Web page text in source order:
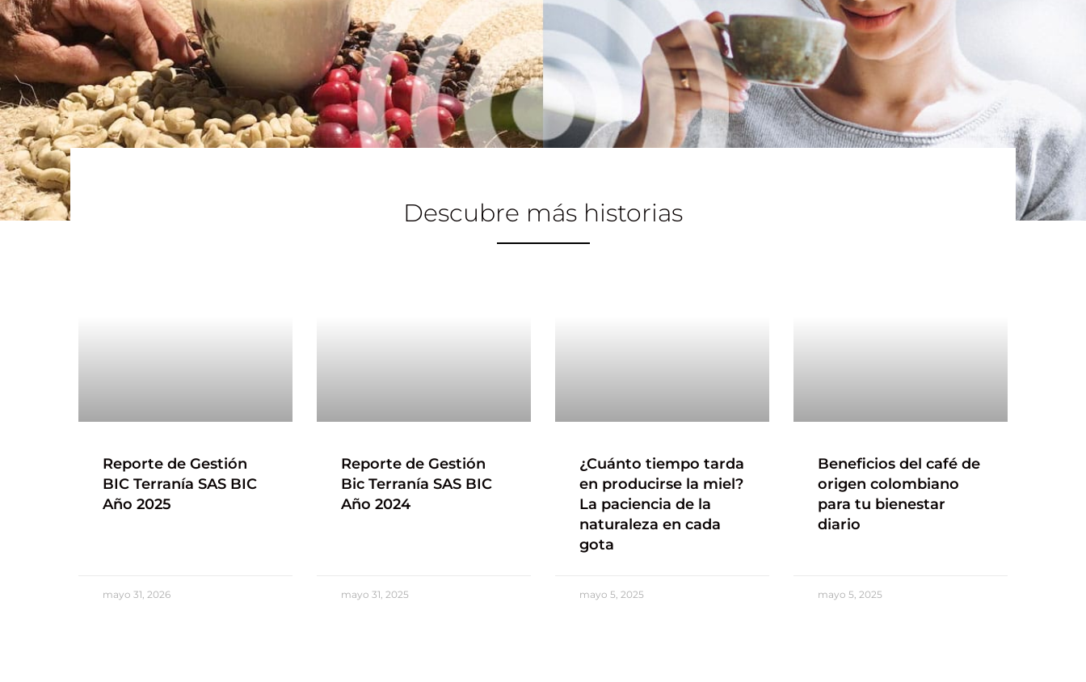
Descubre más historias
Reporte de Gestión
BIC Terranía SAS BIC
Año 2025
mayo 31, 2026
Reporte de Gestión
Bic Terranía SAS BIC
Año 2024
mayo 31, 2025
¿Cuánto tiempo tarda
en producirse la miel?
La paciencia de la
naturaleza en cada
gota
mayo 5, 2025
Beneficios del café de
origen colombiano
para tu bienestar
diario
mayo 5, 2025